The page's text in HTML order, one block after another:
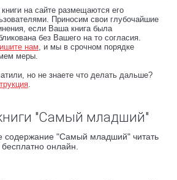
книги на сайте размещаются его
Приносим свои глубочайшие
если Ваша книга была
без Вашего на то согласия.
нам, и мы в срочном порядке
меры.
но не знаете что делать дальше?
.
"Самый младший"
содержание "Самый младший" читать
бесплатно онлайн.